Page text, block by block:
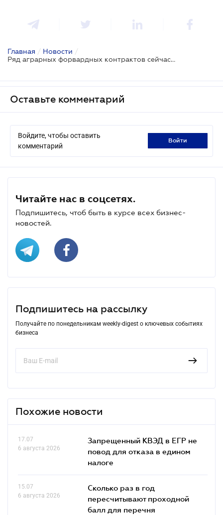
Главная / Новости /
Ряд аграрных форвардных контрактов сейчас «заморожены»
Оставьте комментарий
Войдите, чтобы оставить
комментарий
войти
Читайте нас в соцсетях.
Подпишитесь, чтоб быть в курсе всех бизнес-
новостей.
Подпишитесь на рассылку
Получайте по понедельникам weekly-digest о ключевых событиях
бизнеса
Похожие новости
17.07
6 августа 2026
Запрещенный КВЭД в ЕГР не
повод для отказа в едином
налоге
15.07
6 августа 2026
Сколько раз в год
пересчитывают проходной
балл для перечня